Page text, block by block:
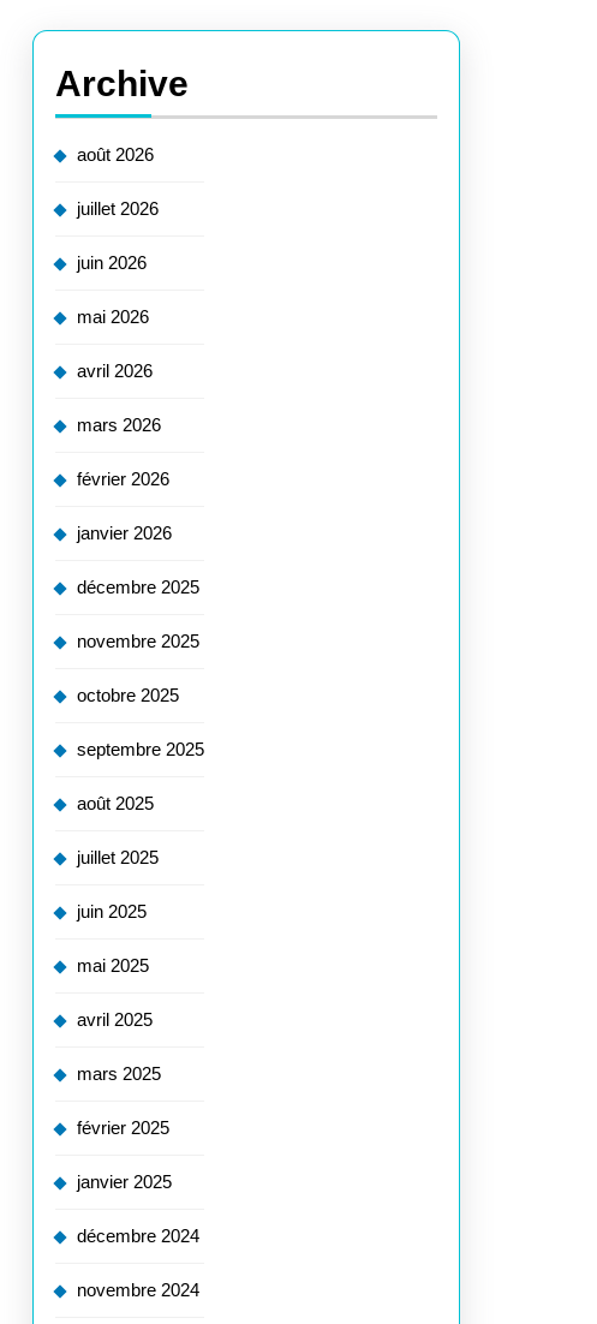
Archive
août 2026
juillet 2026
juin 2026
mai 2026
avril 2026
mars 2026
février 2026
janvier 2026
décembre 2025
novembre 2025
octobre 2025
septembre 2025
août 2025
juillet 2025
juin 2025
mai 2025
avril 2025
mars 2025
février 2025
janvier 2025
décembre 2024
novembre 2024